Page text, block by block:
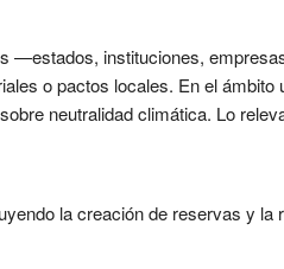
—estados, instituciones,
o pactos locales. En el ámbito
neutralidad climática. Lo
la creación de reservas y la